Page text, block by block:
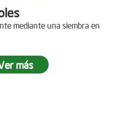
mediante una siembra en
más